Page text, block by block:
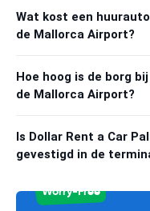
Wat kost een
de Mallorca Airport?
Hoe hoog is de borg
de Mallorca Airport?
Is Dollar Rent a Car
gevestigd in de
Worry-Free